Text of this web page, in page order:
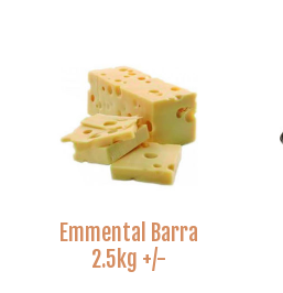
Emmental Barra
2.5kg +/-